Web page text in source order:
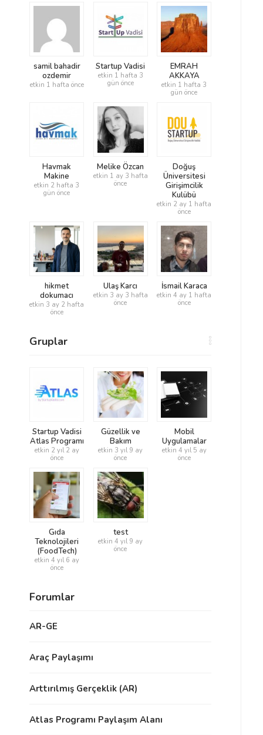
samil bahadir
ozdemir
etkin 1 hafta önce
Startup Vadisi
etkin 1 hafta 3
gün önce
EMRAH
AKKAYA
etkin 1 hafta 3
gün önce
Havmak
Makine
etkin 2 hafta 3
gün önce
Melike Özcan
etkin 1 ay 3 hafta
önce
Doğuş
Üniversitesi
Girişimcilik
Kulübü
etkin 2 ay 1 hafta
önce
hikmet
dokumacı
etkin 3 ay 2 hafta
önce
Ulaş Karcı
etkin 3 ay 3 hafta
önce
İsmail Karaca
etkin 4 ay 1 hafta
önce
Gruplar
Startup Vadisi
Atlas Programı
etkin 2 yıl 2 ay
önce
Güzellik ve
Bakım
etkin 3 yıl 9 ay
önce
Mobil
Uygulamalar
etkin 4 yıl 5 ay
önce
Gıda
Teknolojileri
(FoodTech)
etkin 4 yıl 6 ay
önce
test
etkin 4 yıl 9 ay
önce
Forumlar
AR-GE
Araç Paylaşımı
Arttırılmış Gerçeklik (AR)
Atlas Programı Paylaşım Alanı